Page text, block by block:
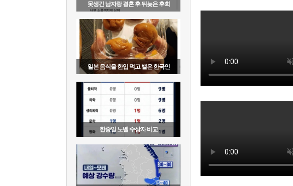
못생긴 남자랑 결혼 후 뒤늦은 후회
일본 음식을 한입 먹고 뱉은 한국인
한중일 노벨 수상자 비교